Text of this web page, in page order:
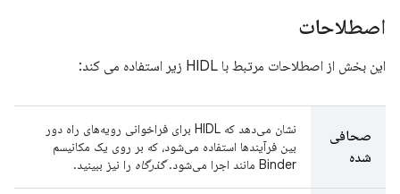
اصطلاحات
این بخش از اصطلاحات مرتبط با HIDL زیر استفاده می کند:
صحافی
شده
نشان می‌دهد که HIDL برای فراخوانی رویه‌های راه دور
بین فرآیندها استفاده می‌شود، که بر روی یک مکانیسم
Binder مانند اجرا می‌شود.
گذرگاه را نیز ببینید.